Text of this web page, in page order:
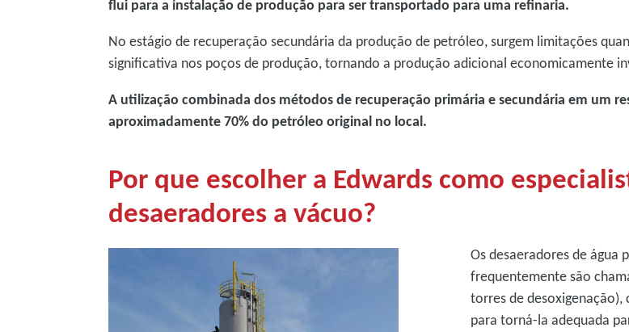
flui para a instalação de produção para ser transportado para uma refinaria.
No estágio de recuperação secundária da produção de petróleo, surgem limitações
significativa nos poços de produção, tornando a produção adicional economicamente
A utilização combinada dos métodos de recuperação primária e secundária em um
aproximadamente 70% do petróleo original no local.
Por que escolher a Edwards como
desaeradores a vácuo?
Os desaeradores de água
frequentemente são
torres de
para torná-la adequada